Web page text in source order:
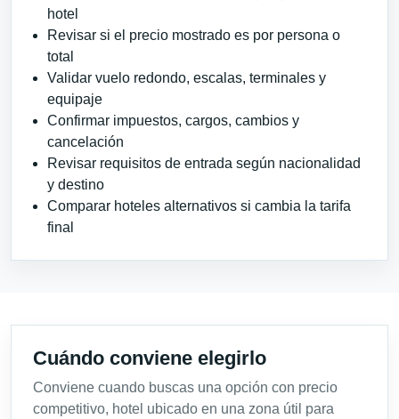
hotel
Revisar si el precio mostrado es por persona o
total
Validar vuelo redondo, escalas, terminales y
equipaje
Confirmar impuestos, cargos, cambios y
cancelación
Revisar requisitos de entrada según nacionalidad
y destino
Comparar hoteles alternativos si cambia la tarifa
final
Cuándo conviene elegirlo
Conviene cuando buscas una opción con precio
competitivo, hotel ubicado en una zona útil para